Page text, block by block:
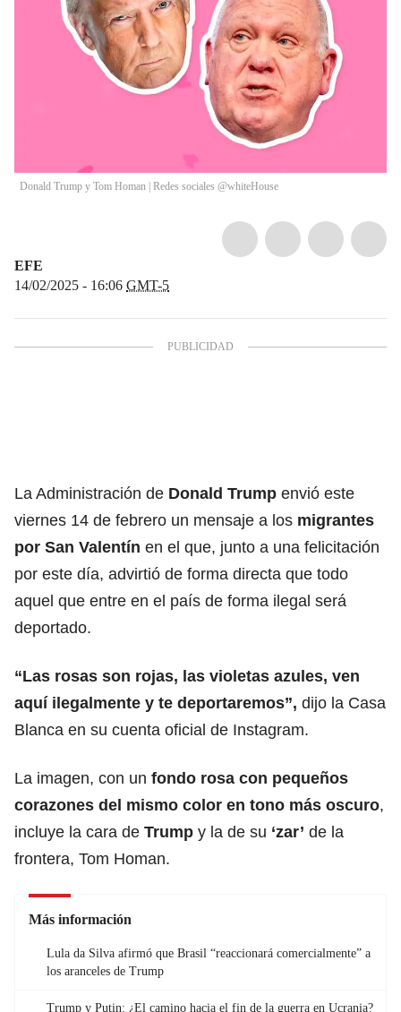
Donald Trump y Tom Homan | Redes sociales @whiteHouse
EFE
14/02/2025 - 16:06 GMT-5
La Administración de Donald Trump envió este
viernes 14 de febrero un mensaje a los migrantes
por San Valentín en el que, junto a una felicitación
por este día, advirtió de forma directa que todo
aquel que entre en el país de forma ilegal será
deportado.
“Las rosas son rojas, las violetas azules, ven
aquí ilegalmente y te deportaremos”, dijo la Casa
Blanca en su cuenta oficial de Instagram.
La imagen, con un fondo rosa con pequeños
corazones del mismo color en tono más oscuro,
incluye la cara de Trump y la de su ‘zar’ de la
frontera, Tom Homan.
Más información
Lula da Silva afirmó que Brasil “reaccionará comercialmente” a
los aranceles de Trump
Trump y Putin: ¿El camino hacia el fin de la guerra en Ucrania?